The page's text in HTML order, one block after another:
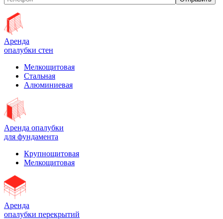
Аренда
опалубки стен
Мелкощитовая
Стальная
Алюминиевая
Аренда опалубки
для фундамента
Крупнощитовая
Мелкощитовая
Аренда
опалубки перекрытий